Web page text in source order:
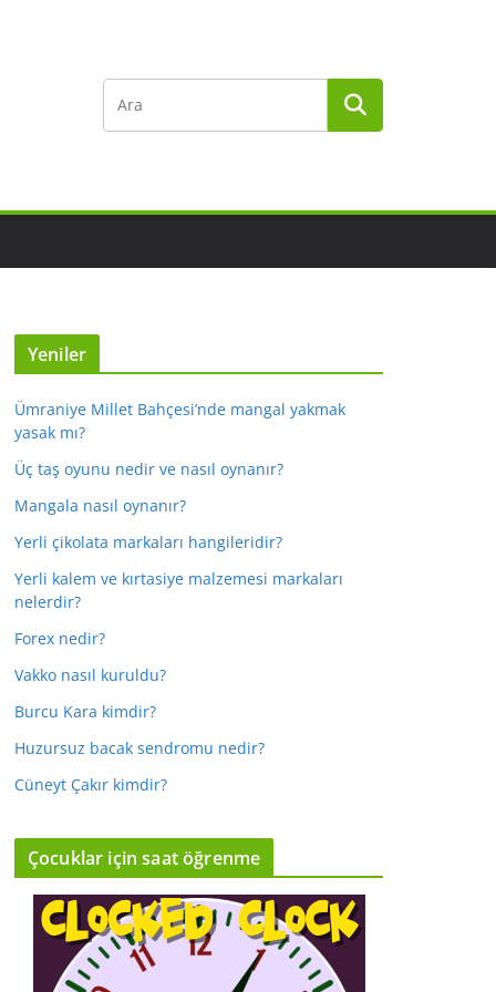
Yeniler
Ümraniye Millet Bahçesi’nde mangal yakmak
yasak mı?
Üç taş oyunu nedir ve nasıl oynanır?
Mangala nasıl oynanır?
Yerli çikolata markaları hangileridir?
Yerli kalem ve kırtasiye malzemesi markaları
nelerdir?
Forex nedir?
Vakko nasıl kuruldu?
Burcu Kara kimdir?
Huzursuz bacak sendromu nedir?
Cüneyt Çakır kimdir?
Çocuklar için saat öğrenme